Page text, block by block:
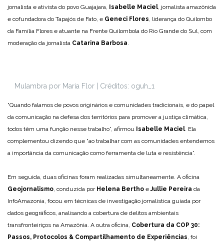
jornalista e ativista do povo Guajajara, Isabelle Maciel, jornalista amazônida
e cofundadora do Tapajós de Fato, e Geneci Flores, liderança do Quilombo
da Família Flores e atuante na Frente Quilombola do Rio Grande do Sul, com
moderação da jornalista Catarina Barbosa.
Mulambra por Maria Flor | Créditos: oguh_1
“Quando falamos de povos originários e comunidades tradicionais, e do papel
da comunicação na defesa dos territórios para promover a justiça climática,
todos têm uma função nesse trabalho”, afirmou Isabelle Maciel. Ela
complementou dizendo que “ao trabalhar com as comunidades entendemos
a importância da comunicação como ferramenta de luta e resistência”.
Em seguida, duas oficinas foram realizadas simultaneamente. A oficina
Geojornalismo, conduzida por Helena Bertho eJullie Pereira da
InfoAmazonia, focou em técnicas de investigação jornalística guiada por
dados geográficos, analisando a cobertura de delitos ambientais
transfronteiriços na Amazônia. A outra oficina, Cobertura da COP 30:
Passos, Protocolos & Compartilhamento de Experiências, foi